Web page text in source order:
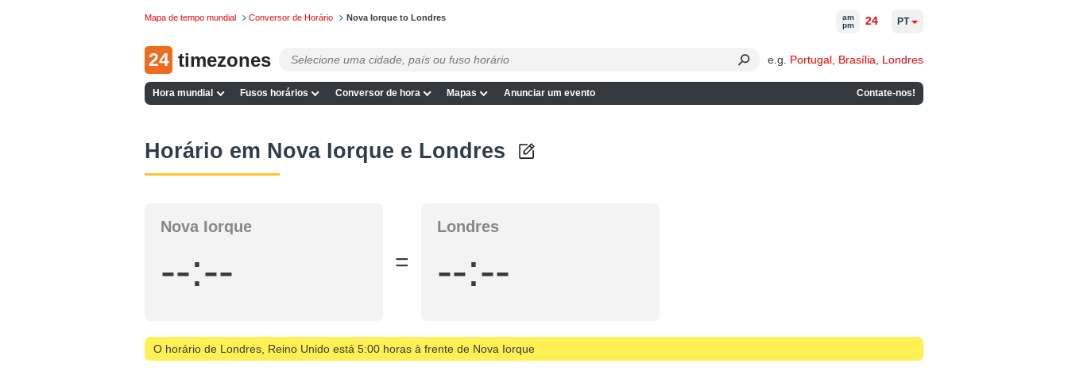
Mapa de tempo mundial Conversor de Horário Nova Iorque to Londres
24 timezones e.g. Portugal Brasília Londres
Hora mundial Fusos horários Conversor de hora Mapas Anunciar um evento Contate-nos!
am
pm
24 PT
Horário em Nova Iorque e Londres
Nova Iorque
--:-- =
Londres
--:--
O horário de Londres, Reino Unido está 5:00 horas à frente de Nova Iorque